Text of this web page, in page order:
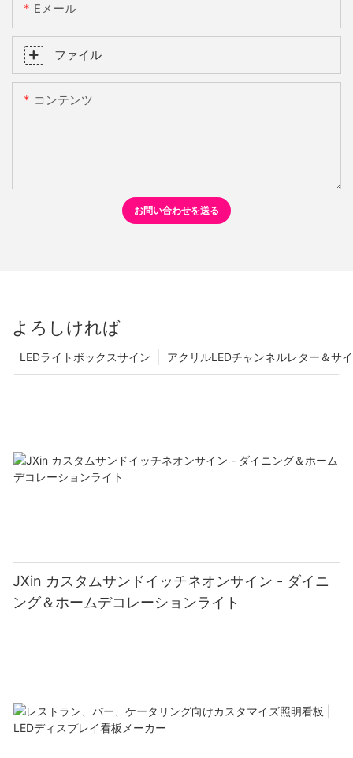
Eメール
ファイル
コンテンツ
お問い合わせを送る
よろしければ
アクリルLEDチャンネルレター＆サ
LEDライトボックスサイン
JXin カスタムサンドイッチネオンサイン - ダイニ
ング＆ホームデコレーションライト